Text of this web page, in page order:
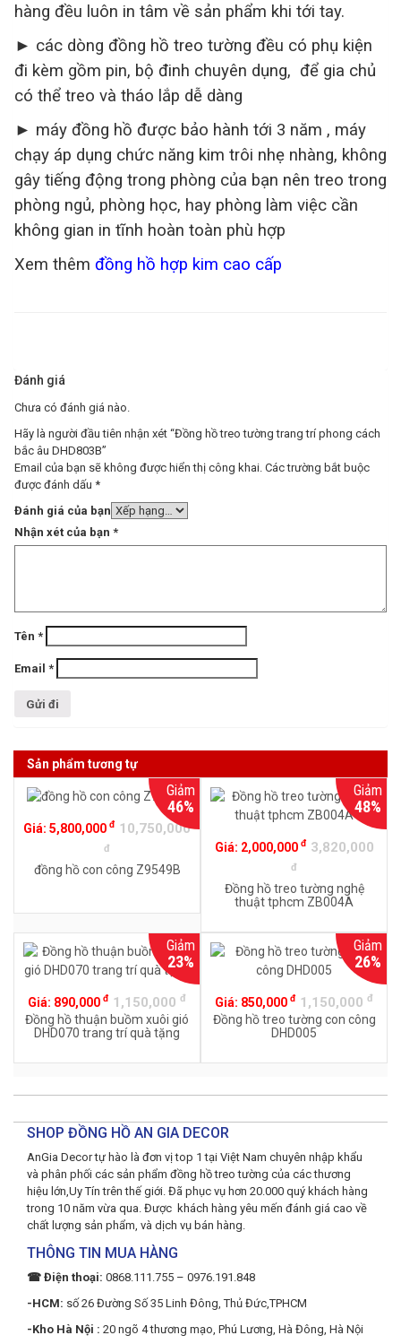
hàng đều luôn in tâm về sản phẩm khi tới tay.
► các dòng đồng hồ treo tường đều có phụ kiện
đi kèm gồm pin, bộ đinh chuyên dụng, để gia chủ
có thể treo và tháo lắp dễ dàng
► máy đồng hồ được bảo hành tới 3 năm , máy
chạy áp dụng chức năng kim trôi nhẹ nhàng, không
gây tiếng động trong phòng của bạn nên treo trong
phòng ngủ, phòng học, hay phòng làm việc cần
không gian in tĩnh hoàn toàn phù hợp
Xem thêm đồng hồ hợp kim cao cấp
Đánh giá
Chưa có đánh giá nào.
Hãy là người đầu tiên nhận xét “Đồng hồ treo tường trang trí phong cách
bắc âu DHD803B”
Email của bạn sẽ không được hiển thị công khai. Các trường bắt buộc
được đánh dấu *
Đánh giá của bạn
Nhận xét của bạn *
Tên *
Email *
Sản phẩm tương tự
Giảm
46%
Giá: 5,800,000 đ 10,750,000
đ
đồng hồ con công Z9549B
Giảm
48%
Giá: 2,000,000 đ 3,820,000
đ
Đồng hồ treo tường nghệ
thuật tphcm ZB004A
Giảm
23%
Giá: 890,000 đ 1,150,000 đ
Đồng hồ thuận buồm xuôi gió
DHD070 trang trí quà tặng
Giảm
26%
Giá: 850,000 đ 1,150,000 đ
Đồng hồ treo tường con công
DHD005
SHOP ĐỒNG HỒ AN GIA DECOR
AnGia Decor tự hào là đơn vị top 1 tại Việt Nam chuyên nhập khẩu
và phân phối các sản phẩm đồng hồ treo tường của các thương
hiệu lớn,Uy Tín trên thế giới. Đã phục vụ hơn 20.000 quý khách hàng
trong 10 năm vừa qua. Được khách hàng yêu mến đánh giá cao về
chất lượng sản phẩm, và dịch vụ bán hàng.
THÔNG TIN MUA HÀNG
☎ Điện thoại: 0868.111.755 – 0976.191.848
-HCM: số 26 Đường Số 35 Linh Đông, Thủ Đức,TPHCM
-Kho Hà Nội : 20 ngõ 4 thương mạo, Phú Lương, Hà Đông, Hà Nội